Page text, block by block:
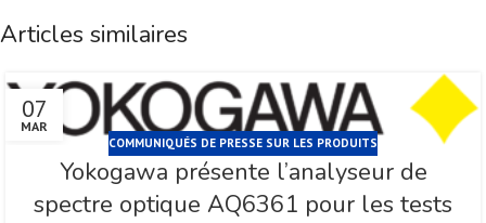
Articles similaires
07
MAR
COMMUNIQUÉS DE PRESSE SUR LES PRODUITS
Yokogawa présente l’analyseur de
spectre optique AQ6361 pour les tests